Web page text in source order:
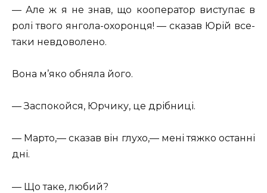
— Але ж я не знав, що кооператор виступає в
ролі твого янгола-охоронця! — сказав Юрій все-
таки невдоволено.
Вона м’яко обняла його.
— Заспокойся, Юрчику, це дрібниці.
— Марто,— сказав він глухо,— мені тяжко останні
дні.
— Що таке, любий?